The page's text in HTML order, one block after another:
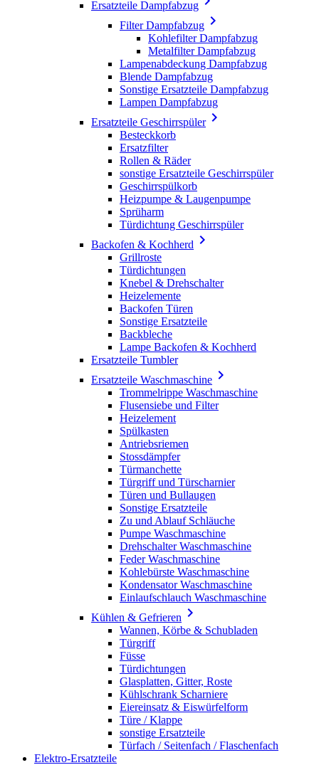
Ersatzteile Dampfabzug
Filter Dampfabzug 
Kohlefilter Dampfabzug
Metalfilter Dampfabzug
Lampenabdeckung Dampfabzug
Blende Dampfabzug
Sonstige Ersatzteile Dampfabzug
Lampen Dampfabzug
Ersatzteile Geschirrspüler
Besteckkorb
Ersatzfilter
Rollen & Räder
sonstige Ersatzteile Geschirrspüler
Geschirrspülkorb
Heizpumpe & Laugenpumpe
Sprüharm
Türdichtung Geschirrspüler
Backofen & Kochherd 
Grillroste
Türdichtungen
Knebel & Drehschalter
Heizelemente
Backofen Türen
Sonstige Ersatzteile
Backbleche
Lampe Backofen & Kochherd
Ersatzteile Tumbler
Ersatzteile Waschmaschine 
Trommelrippe Waschmaschine
Flusensiebe und Filter
Heizelement
Spülkasten
Antriebsriemen
Stossdämpfer
Türmanchette
Türgriff und Türscharnier
Türen und Bullaugen
Sonstige Ersatzteile
Zu und Ablauf Schläuche
Pumpe Waschmaschine
Drehschalter Waschmaschine
Feder Waschmaschine
Kohlebürste Waschmaschine
Kondensator Waschmaschine
Einlaufschlauch Waschmaschine
Kühlen & Gefrieren 
Wannen, Körbe & Schubladen
Türgriff
Füsse
Türdichtungen
Glasplatten, Gitter, Roste
Kühlschrank Scharniere
Eiereinsatz & Eiswürfelform
Türe / Klappe
sonstige Ersatzteile
Türfach / Seitenfach / Flaschenfach
Elektro-Ersatzteile